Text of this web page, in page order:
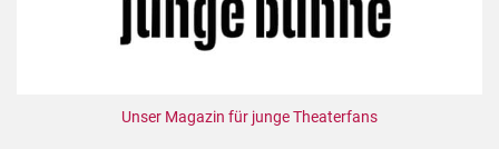
Unser Magazin für junge Theaterfans